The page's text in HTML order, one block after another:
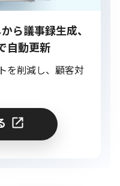
ら議事録生成、
自動更新
を削減し、顧客対